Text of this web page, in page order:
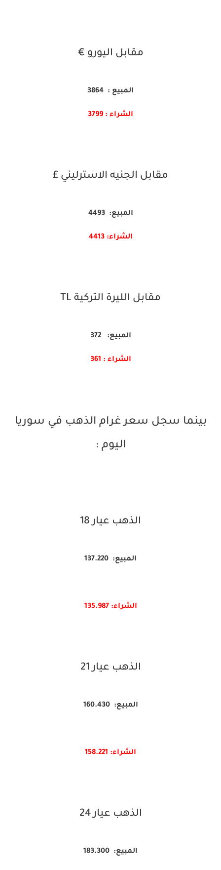
مقابل اليورو €
المبيع : 3864
الشراء : 3799
مقابل الجنيه الاسترليني £
المبيع: 4493
الشراء: 4413
مقابل الليرة التركية TL
المبيع: 372
الشراء : 361
بينما سجل سعر غرام الذهب في سوريا
اليوم :
الذهب عيار 18
المبيع: 137.220
الشراء: 135.987
الذهب عيار 21
المبيع: 160.430
الشراء: 158. 221
الذهب عيار 24
المبيع: 183.300